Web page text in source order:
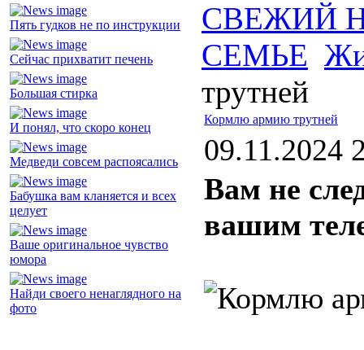
Пять гудков не по инструкции
Сейчас прихватит печень
Большая стирка
И понял, что скоро конец
Медведи совсем распоясались
Бабушка вам кланяется и всех
целует
Ваше оригинальное чувство
юмора
Найди своего ненаглядного на
фото
СВЕЖИЙ
СЕМЬЕ
трутней
Кормлю армию трутней
09.11.2024
Вам не
вашим